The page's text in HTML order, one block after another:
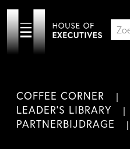
COFFEE CORNER
LEADER'S LIBRARY
PARTNERBIJDRAGE